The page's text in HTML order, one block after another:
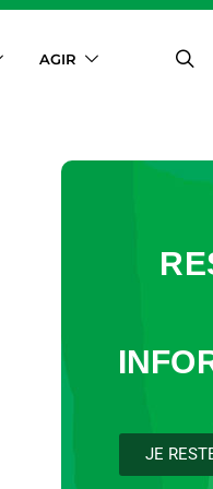
AGIR
JE